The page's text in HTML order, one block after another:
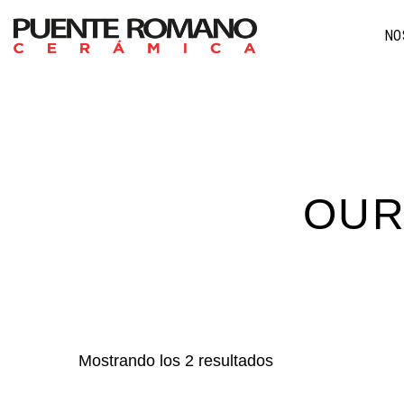
Mostrando los 2 resultados